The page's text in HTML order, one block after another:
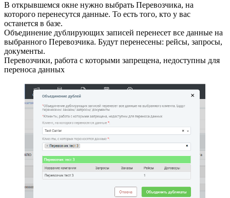
В открывшемся окне нужно выбрать Перевозчика, на
которого перенесутся данные. То есть того, кто у вас
останется в базе.
Объединение дублирующих записей перенесет все данные на
выбранного Перевозчика. Будут перенесены: рейсы, запросы,
документы.
Перевозчики, работа с которыми запрещена, недоступны для
переноса данных